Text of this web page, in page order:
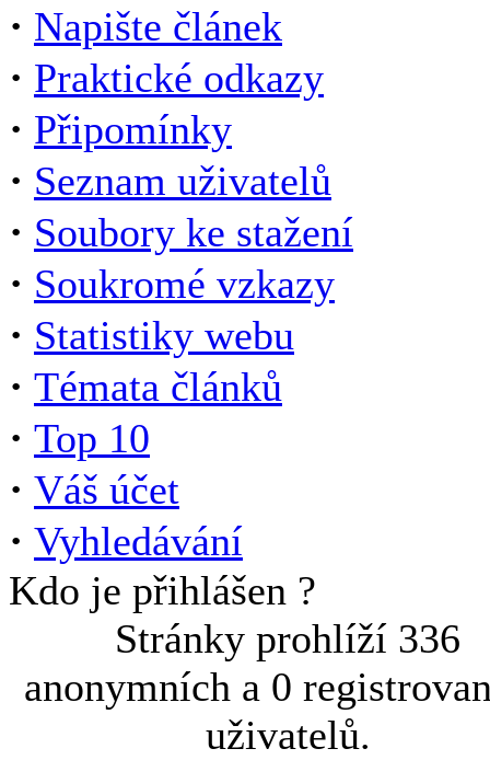
· Napište článek
· Praktické odkazy
· Připomínky
· Seznam uživatelů
· Soubory ke stažení
· Soukromé vzkazy
· Statistiky webu
· Témata článků
· Top 10
· Váš účet
· Vyhledávání
Kdo je přihlášen ?
Stránky prohlíží 336
anonymních a 0
uživatelů.